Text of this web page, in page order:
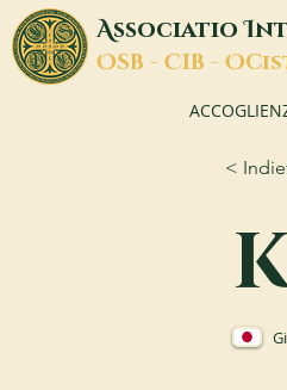
AssociatioI
OSB - CIB - O
<